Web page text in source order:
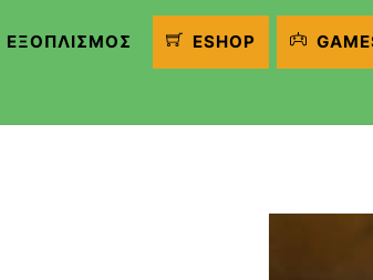
ΕΞΟΠΛΙΣΜΌΣ ESHOP